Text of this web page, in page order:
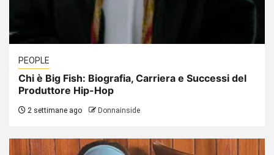
PEOPLE
Chi è Big Fish: Biografia, Carriera e Successi del
Produttore Hip-Hop
2 settimane ago Donnainside